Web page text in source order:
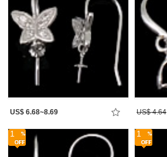
US$ 6.68~8.69 US$ 4.64
1 1